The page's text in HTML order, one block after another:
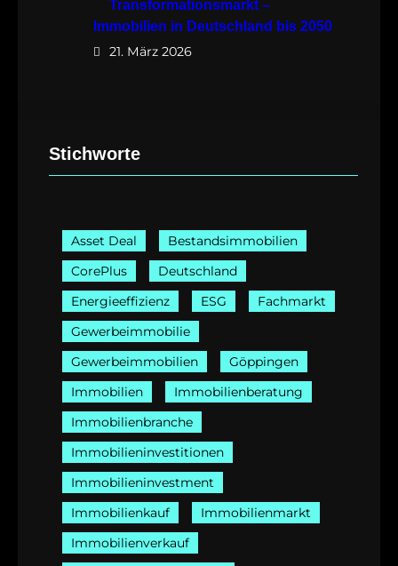
Transformationsmarkt –
Immobilien in Deutschland bis 2050
21. März 2026
Stichworte
Asset Deal
Bestandsimmobilien
CorePlus
Deutschland
Energieeffizienz
ESG
Fachmarkt
Gewerbeimmobilie
Gewerbeimmobilien
Göppingen
Immobilien
Immobilienberatung
Immobilienbranche
Immobilieninvestitionen
Immobilieninvestment
Immobilienkauf
Immobilienmarkt
Immobilienverkauf